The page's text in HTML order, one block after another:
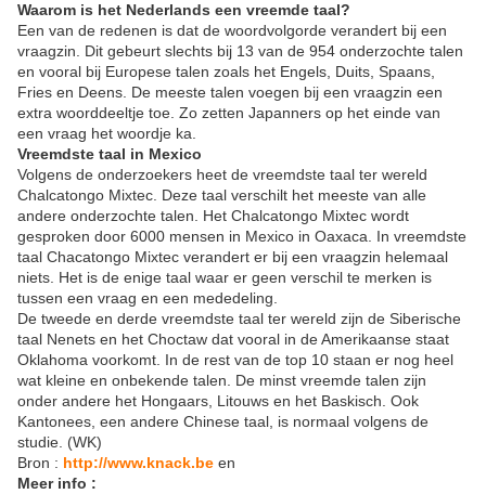
Waarom is het Nederlands een vreemde taal?
Een van de redenen is dat de woordvolgorde verandert bij een
vraagzin. Dit gebeurt slechts bij 13 van de 954 onderzochte talen
en vooral bij Europese talen zoals het Engels, Duits, Spaans,
Fries en Deens. De meeste talen voegen bij een vraagzin een
extra woorddeeltje toe. Zo zetten Japanners op het einde van
een vraag het woordje ka.
Vreemdste taal in Mexico
Volgens de onderzoekers heet de vreemdste taal ter wereld
Chalcatongo Mixtec. Deze taal verschilt het meeste van alle
andere onderzochte talen. Het Chalcatongo Mixtec wordt
gesproken door 6000 mensen in Mexico in Oaxaca. In vreemdste
taal Chacatongo Mixtec verandert er bij een vraagzin helemaal
niets. Het is de enige taal waar er geen verschil te merken is
tussen een vraag en een mededeling.
De tweede en derde vreemdste taal ter wereld zijn de Siberische
taal Nenets en het Choctaw dat vooral in de Amerikaanse staat
Oklahoma voorkomt. In de rest van de top 10 staan er nog heel
wat kleine en onbekende talen. De minst vreemde talen zijn
onder andere het Hongaars, Litouws en het Baskisch. Ook
Kantonees, een andere Chinese taal, is normaal volgens de
studie. (WK)
Bron : http://www.knack.be en
Meer info :